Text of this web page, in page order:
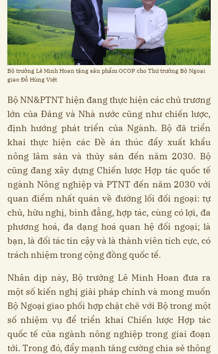
Bộ trưởng Lê Minh Hoan tặng sản phẩm OCOP cho Thứ trưởng Bộ Ngoại
giao Đỗ Hùng Việt
Bộ NN&PTNT hiện đang thực hiện các chủ trương
lớn của Đảng và Nhà nước cũng như chiến lược,
định hướng phát triển của Ngành. Bộ đã triển
khai thực hiện các Đề án thúc đẩy xuất khẩu
nông lâm sản và thủy sản đến năm 2030. Bộ
cũng đang xây dựng Chiến lược Hợp tác quốc tế
ngành Nông nghiệp và PTNT đến năm 2030 với
quan điểm nhất quán về đường lối đối ngoại: tự
chủ, hữu nghị, bình đẳng, hợp tác, cùng có lợi, đa
phương hoá, đa dạng hoá quan hệ đối ngoại; là
bạn, là đối tác tin cậy và là thành viên tích cực, có
trách nhiệm trong cộng đồng quốc tế.
Nhân dịp này, Bộ trưởng Lê Minh Hoan đưa ra
một số kiến nghị giải pháp chính và mong muốn
Bộ Ngoại giao phối hợp chặt chẽ với Bộ trong một
số nhiệm vụ để triển khai Chiến lược Hợp tác
quốc tế của ngành nông nghiệp trong giai đoạn
tới. Trong đó, đẩy mạnh tăng cường chia sẻ thông